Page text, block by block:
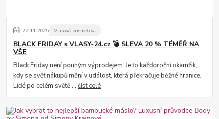
27.11.2025 Vlasová kosmetika
BLACK FRIDAY s VLASY-24.cz 💣 SLEVA 20 % TÉMĚŘ NA
VŠE
Black Friday není pouhým výprodejem. Je to každoroční okamžik,
kdy se svět nákupů mění v událost, která překračuje běžné hranice.
Lidé po celém světě ...číst celé